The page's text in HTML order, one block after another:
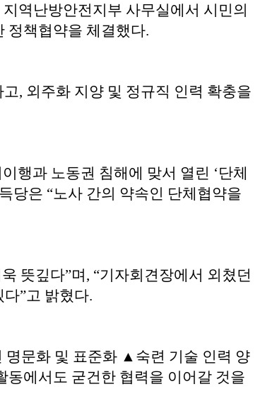
역난방안전지부 사무실에서 시민의
정책협약을 체결했다.
, 외주화 지양 및 정규직 인력 확충을
행과 노동권 침해에 맞서 열린 ‘단체
당은 “노사 간의 약속인 단체협약을
뜻깊다”며, “기자회견장에서 외쳤던
”고 밝혔다.
문화 및 표준화 ▲숙련 기술 인력 양
동에서도 굳건한 협력을 이어갈 것을